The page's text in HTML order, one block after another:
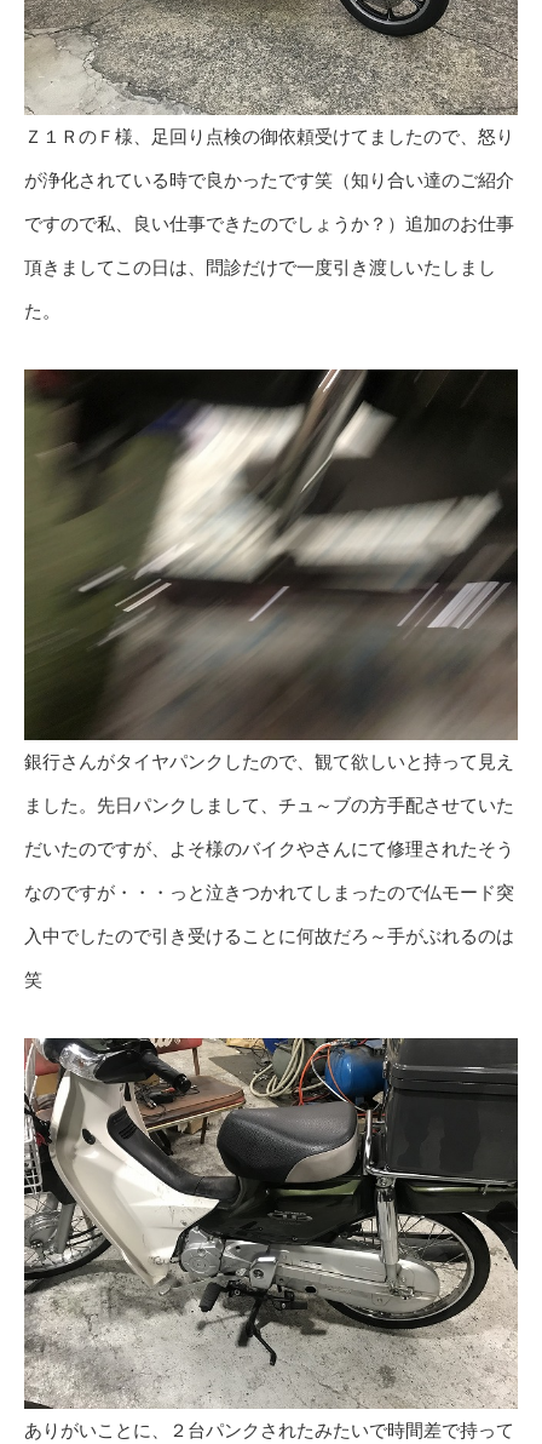
Ｚ１ＲのＦ様、足回り点検の御依頼受けてましたので、怒り
が浄化されている時で良かったです笑（知り合い達のご紹介
ですので私、良い仕事できたのでしょうか？）追加のお仕事
頂きましてこの日は、問診だけで一度引き渡しいたしまし
た。
銀行さんがタイヤパンクしたので、観て欲しいと持って見え
ました。先日パンクしまして、チュ～ブの方手配させていた
だいたのですが、よそ様のバイクやさんにて修理されたそう
なのですが・・・っと泣きつかれてしまったので仏モード突
入中でしたので引き受けることに何故だろ～手がぶれるのは
笑
ありがいことに、２台パンクされたみたいで時間差で持って